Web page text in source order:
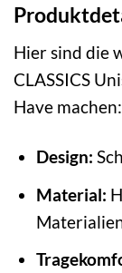
Hier sind die
CLASSICS
Have machen:
Design:
Material: